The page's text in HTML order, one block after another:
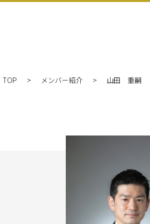
TOP メンバー紹介 山田 重嗣